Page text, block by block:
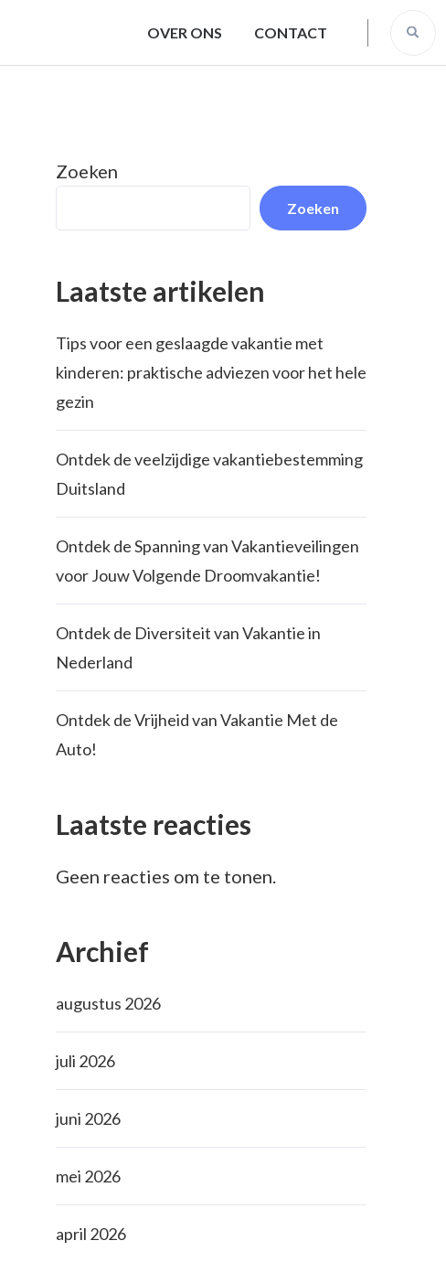
OVER ONS CONTACT
Zoeken
Zoeken
Laatste artikelen
Tips voor een geslaagde vakantie met
kinderen: praktische adviezen voor het hele
gezin
Ontdek de veelzijdige vakantiebestemming
Duitsland
Ontdek de Spanning van Vakantieveilingen
voor Jouw Volgende Droomvakantie!
Ontdek de Diversiteit van Vakantie in
Nederland
Ontdek de Vrijheid van Vakantie Met de
Auto!
Laatste reacties
Geen reacties om te tonen.
Archief
augustus 2026
juli 2026
juni 2026
mei 2026
april 2026